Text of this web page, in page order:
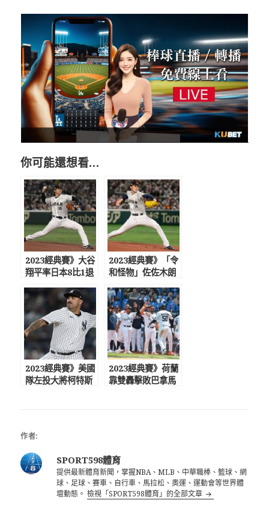
你可能還想看…
2023經典賽》大谷
翔平率日本8比1退
變強
2023經典賽》「令
和怪物」佐佐木朗
捷克3連勝晉級
2023經典賽》美國
隊左投大將柯特斯
2023經典賽》荷蘭
靠雙轟擊敗巴拿馬
作者:
SPORT598體育
提供最新體育新聞，掌握NBA、MLB、中華職棒、籃球、網
球、足球、賽車、自行車、馬拉松、奧運、運動會等世界體
壇動態。檢視「SPORT598體育」的全部文章